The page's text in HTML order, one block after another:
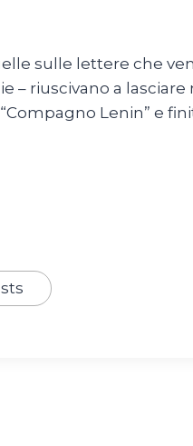
sulle lettere che
– riuscivano a
Lenin” e